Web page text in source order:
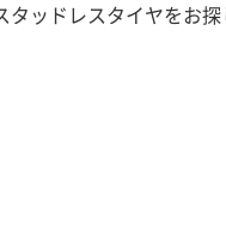
タッドレスタイヤをお